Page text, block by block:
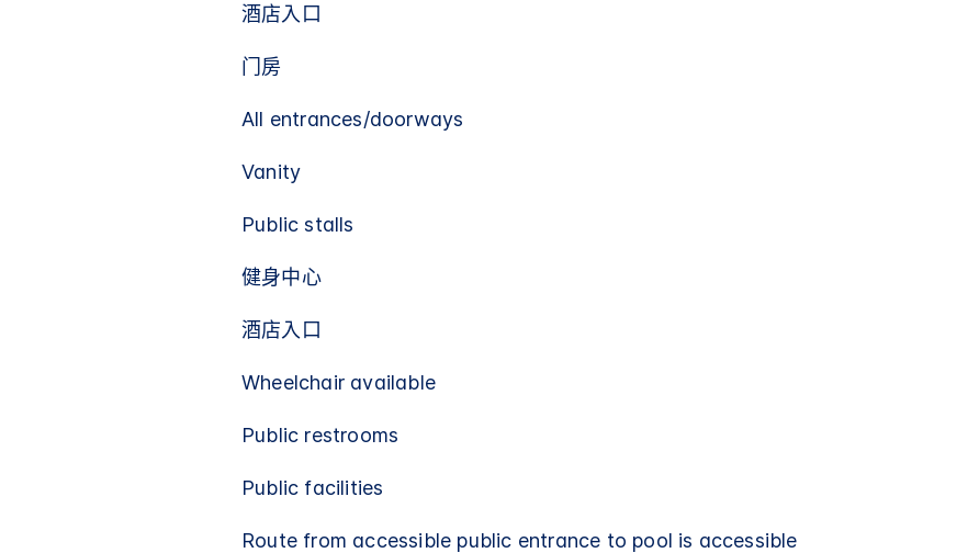
酒店入口
门房
All entrances/doorways
Vanity
Public stalls
健身中心
酒店入口
Wheelchair available
Public restrooms
Public facilities
Route from accessible public entrance to pool is accessible